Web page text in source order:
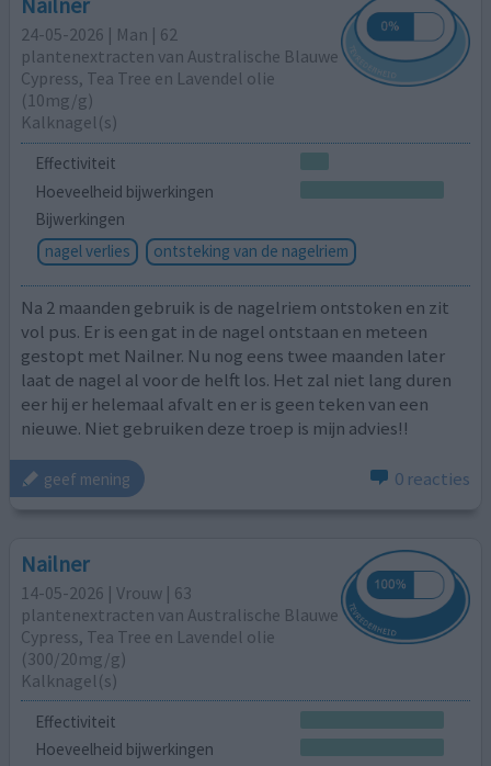
24-05-2026 | Man | 62
plantenextracten van Australische Blauwe
Cypress, Tea Tree en Lavendel olie
(10mg/g)
Kalknagel(s)
Effectiviteit
Hoeveelheid bijwerkingen
Bijwerkingen
nagel verlies
ontsteking van de nagelriem
Na 2 maanden gebruik is de nagelriem ontstoken en zit
vol pus. Er is een gat in de nagel ontstaan en meteen
gestopt met Nailner. Nu nog eens twee maanden later
laat de nagel al voor de helft los. Het zal niet lang duren
eer hij er helemaal afvalt en er is geen teken van een
nieuwe. Niet gebruiken deze troep is mijn advies!!
geef mening 0 reacties
Nailner
14-05-2026 | Vrouw | 63
plantenextracten van Australische Blauwe
Cypress, Tea Tree en Lavendel olie
(300/20mg/g)
Kalknagel(s)
Effectiviteit
Hoeveelheid bijwerkingen